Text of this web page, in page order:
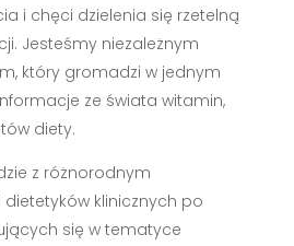
i chęci dzielenia się rzetelną
Jesteśmy niezależnym
który gromadzi w jednym
ze świata witamin,
diety.
z różnorodnym
klinicznych po
się w tematyce